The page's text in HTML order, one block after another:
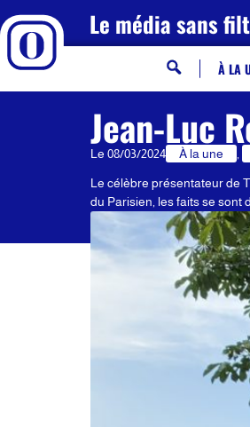
Le média sans
À LA
Jean-Luc
Le 08/03/2024 À la une
Le célèbre présentateur de
du Parisien, les faits se sont